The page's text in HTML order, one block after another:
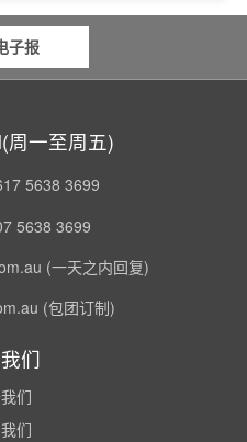
子报
周一至周五)
5638 3699
5638 3699
(一天之内回复)
(包团订制)
们
们
们